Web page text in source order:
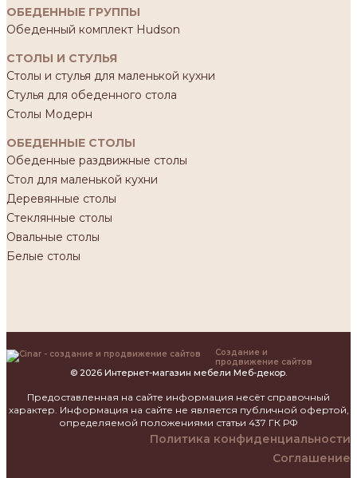
ОБЕДЕННЫЕ ГРУППЫ
Обеденный комплект Hudson
СТОЛЫ И СТУЛЬЯ
Столы и стулья для маленькой кухни
Стулья для обеденного стола
Столы Модерн
ОБЕДЕННЫЕ СТОЛЫ
Обеденные раздвижные столы
Стол для маленькой кухни
Деревянные столы
Стеклянные столы
Овальные столы
Белые столы
Создание и
продвижение сайтов
© 2026 Интернет-магазин мебели Меб-декор.
Предоставленная на сайте информация несёт справочный
характер. Информация на сайте не является публичной офертой,
определяемой положениями статьи 437 ГК РФ
Политика конфиденциальности
Соглашение